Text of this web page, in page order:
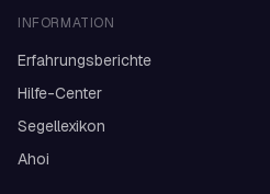
INFORMATION
Erfahrungsberichte
Hilfe-Center
Segellexikon
Ahoi